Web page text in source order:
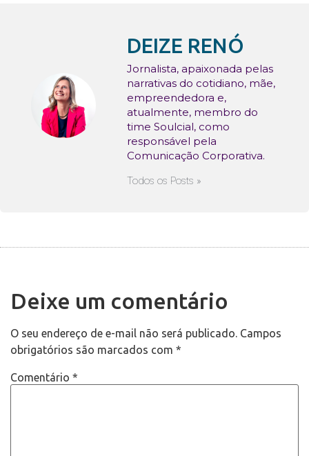
DEIZE RENÓ
Jornalista, apaixonada pelas
narrativas do cotidiano, mãe,
empreendedora e,
atualmente, membro do
time Soulcial, como
responsável pela
Comunicação Corporativa.
Todos os Posts »
Deixe um comentário
O seu endereço de e-mail não será publicado. Campos
obrigatórios são marcados com *
Comentário *